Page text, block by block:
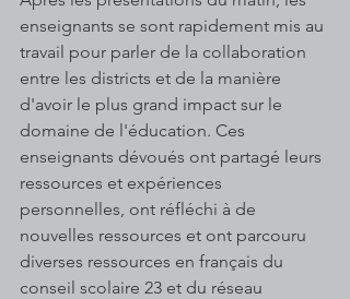
enseignants se sont rapidement mis au
travail pour parler de la collaboration
entre les districts et de la manière
d'avoir le plus grand impact sur le
domaine de l'éducation. Ces
enseignants dévoués ont partagé leurs
ressources et expériences
personnelles, ont réfléchi à de
nouvelles ressources et ont parcouru
diverses ressources en français du
conseil scolaire 23 et du réseau